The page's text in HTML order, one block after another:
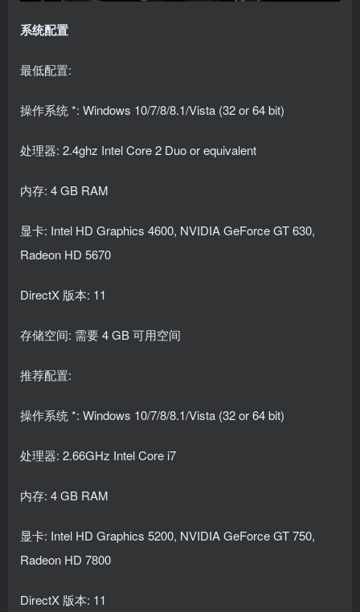
系统配置
最低配置:
操作系统 *: Windows 10/7/8/8.1/Vista (32 or 64 bit)
处理器: 2.4ghz Intel Core 2 Duo or equivalent
内存: 4 GB RAM
显卡: Intel HD Graphics 4600, NVIDIA GeForce GT 630,
Radeon HD 5670
DirectX 版本: 11
存储空间: 需要 4 GB 可用空间
推荐配置:
操作系统 *: Windows 10/7/8/8.1/Vista (32 or 64 bit)
处理器: 2.66GHz Intel Core i7
内存: 4 GB RAM
显卡: Intel HD Graphics 5200, NVIDIA GeForce GT 750,
Radeon HD 7800
DirectX 版本: 11